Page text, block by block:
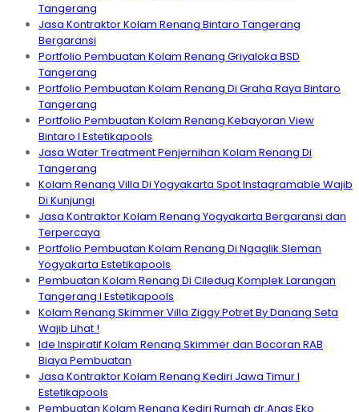
Tangerang
Jasa Kontraktor Kolam Renang Bintaro Tangerang
Bergaransi
Portfolio Pembuatan Kolam Renang Griyaloka BSD
Tangerang
Portfolio Pembuatan Kolam Renang Di Graha Raya Bintaro
Tangerang
Portfolio Pembuatan Kolam Renang Kebayoran View
Bintaro I Estetikapools
Jasa Water Treatment Penjernihan Kolam Renang Di
Tangerang
Kolam Renang Villa Di Yogyakarta Spot Instagramable Wajib
Di Kunjungi
Jasa Kontraktor Kolam Renang Yogyakarta Bergaransi dan
Terpercaya
Portfolio Pembuatan Kolam Renang Di Ngaglik Sleman
Yogyakarta Estetikapools
Pembuatan Kolam Renang Di Ciledug Komplek Larangan
Tangerang I Estetikapools
Kolam Renang Skimmer Villa Ziggy Potret By Danang Seta
Wajib Lihat !
Ide Inspiratif Kolam Renang Skimmer dan Bocoran RAB
Biaya Pembuatan
Jasa Kontraktor Kolam Renang Kediri Jawa Timur I
Estetikapools
Pembuatan Kolam Renang Kediri Rumah dr.Anas Eko